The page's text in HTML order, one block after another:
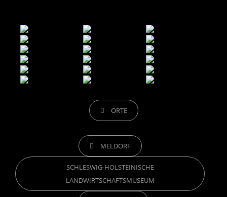
CATEGORIES
ORTE
TAGS, MELDORF
SCHLESWIG-HOLSTEINISCHE
LANDWIRTSCHAFTSMUSEUM